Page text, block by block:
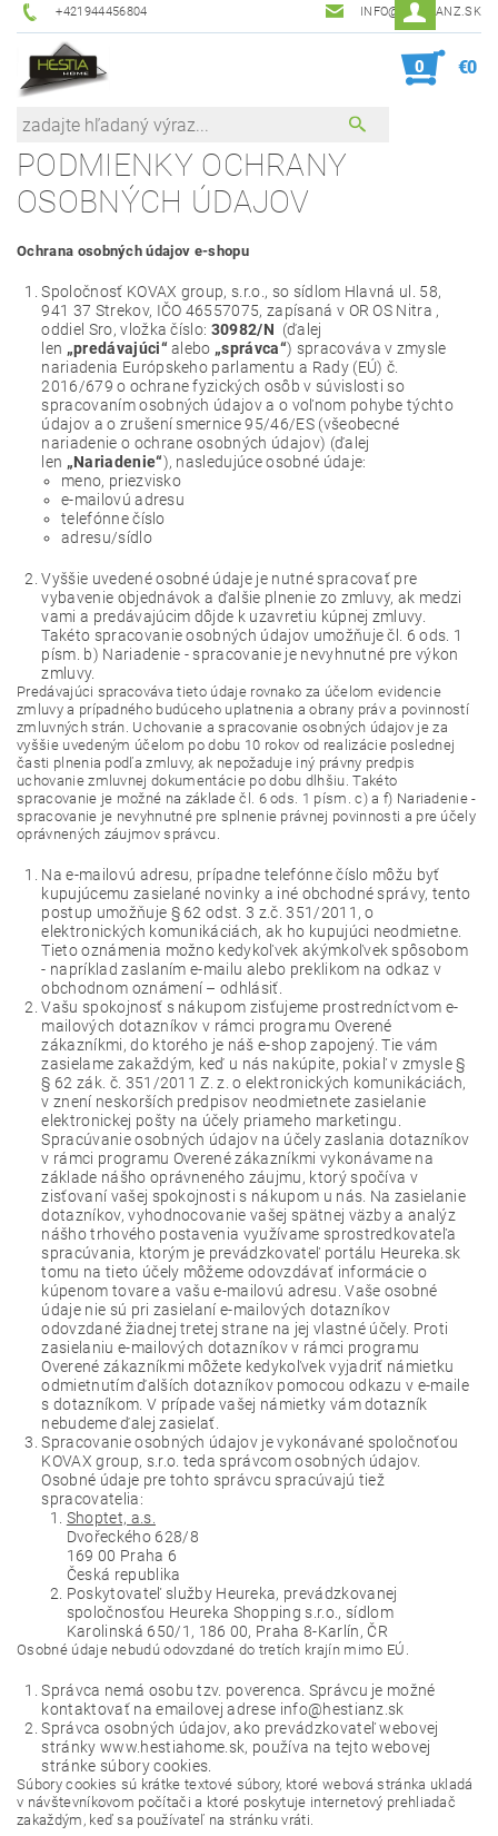
+421944456804 INFO@HESTIANZ.SK
0 €0
PODMIENKY OCHRANY
OSOBNÝCH ÚDAJOV
Ochrana osobných údajov e-shopu
Spoločnosť KOVAX group, s.r.o., so sídlom Hlavná ul. 58,
941 37 Strekov, IČO 46557075, zapísaná v OR OS Nitra ,
oddiel Sro, vložka číslo: 30982/N (ďalej
len „predávajúci“ alebo „správca“) spracováva v zmysle
nariadenia Európskeho parlamentu a Rady (EÚ) č.
2016/679 o ochrane fyzických osôb v súvislosti so
spracovaním osobných údajov a o voľnom pohybe týchto
údajov a o zrušení smernice 95/46/ES (všeobecné
nariadenie o ochrane osobných údajov) (ďalej
len „Nariadenie“), nasledujúce osobné údaje:
meno, priezvisko
e-mailovú adresu
telefónne číslo
adresu/sídlo
Vyššie uvedené osobné údaje je nutné spracovať pre
vybavenie objednávok a ďalšie plnenie zo zmluvy, ak medzi
vami a predávajúcim dôjde k uzavretiu kúpnej zmluvy.
Takéto spracovanie osobných údajov umožňuje čl. 6 ods. 1
písm. b) Nariadenie - spracovanie je nevyhnutné pre výkon
zmluvy.
Predávajúci spracováva tieto údaje rovnako za účelom evidencie
zmluvy a prípadného budúceho uplatnenia a obrany práv a povinností
zmluvných strán. Uchovanie a spracovanie osobných údajov je za
vyššie uvedeným účelom po dobu 10 rokov od realizácie poslednej
časti plnenia podľa zmluvy, ak nepožaduje iný právny predpis
uchovanie zmluvnej dokumentácie po dobu dlhšiu. Takéto
spracovanie je možné na základe čl. 6 ods. 1 písm. c) a f) Nariadenie -
spracovanie je nevyhnutné pre splnenie právnej povinnosti a pre účely
oprávnených záujmov správcu.
Na e-mailovú adresu, prípadne telefónne číslo môžu byť
kupujúcemu zasielané novinky a iné obchodné správy, tento
postup umožňuje § 62 odst. 3 z.č. 351/2011, o
elektronických komunikáciách, ak ho kupujúci neodmietne.
Tieto oznámenia možno kedykoľvek akýmkoľvek spôsobom
- napríklad zaslaním e-mailu alebo preklikom na odkaz v
obchodnom oznámení – odhlásiť.
Vašu spokojnosť s nákupom zisťujeme prostredníctvom e-
mailových dotazníkov v rámci programu Overené
zákazníkmi, do ktorého je náš e-shop zapojený. Tie vám
zasielame zakaždým, keď u nás nakúpite, pokiaľ v zmysle §
§ 62 zák. č. 351/2011 Z. z. o elektronických komunikáciách,
v znení neskorších predpisov neodmietnete zasielanie
elektronickej pošty na účely priameho marketingu.
Spracúvanie osobných údajov na účely zaslania dotazníkov
v rámci programu Overené zákazníkmi vykonávame na
základe nášho oprávneného záujmu, ktorý spočíva v
zisťovaní vašej spokojnosti s nákupom u nás. Na zasielanie
dotazníkov, vyhodnocovanie vašej spätnej väzby a analýz
nášho trhového postavenia využívame sprostredkovateľa
spracúvania, ktorým je prevádzkovateľ portálu Heureka.sk
tomu na tieto účely môžeme odovzdávať informácie o
kúpenom tovare a vašu e-mailovú adresu. Vaše osobné
údaje nie sú pri zasielaní e-mailových dotazníkov
odovzdané žiadnej tretej strane na jej vlastné účely. Proti
zasielaniu e-mailových dotazníkov v rámci programu
Overené zákazníkmi môžete kedykoľvek vyjadriť námietku
odmietnutím ďalších dotazníkov pomocou odkazu v e-maile
s dotazníkom. V prípade vašej námietky vám dotazník
nebudeme ďalej zasielať.
Spracovanie osobných údajov je vykonávané spoločnoťou
KOVAX group, s.r.o. teda správcom osobných údajov.
Osobné údaje pre tohto správcu spracúvajú tiež
spracovatelia:
Shoptet, a.s.
Dvořeckého 628/8
169 00 Praha 6
Česká republika
Poskytovateľ služby Heureka, prevádzkovanej
spoločnosťou Heureka Shopping s.r.o., sídlom
Karolinská 650/1, 186 00, Praha 8-Karlín, ČR
Osobné údaje nebudú odovzdané do tretích krajín mimo EÚ.
Správca nemá osobu tzv. poverenca. Správcu je možné
kontaktovať na emailovej adrese info@hestianz.sk
Správca osobných údajov, ako prevádzkovateľ webovej
stránky www.hestiahome.sk, používa na tejto webovej
stránke súbory cookies.
Súbory cookies sú krátke textové súbory, ktoré webová stránka ukladá
v návštevníkovom počítači a ktoré poskytuje internetový prehliadač
zakaždým, keď sa používateľ na stránku vráti.